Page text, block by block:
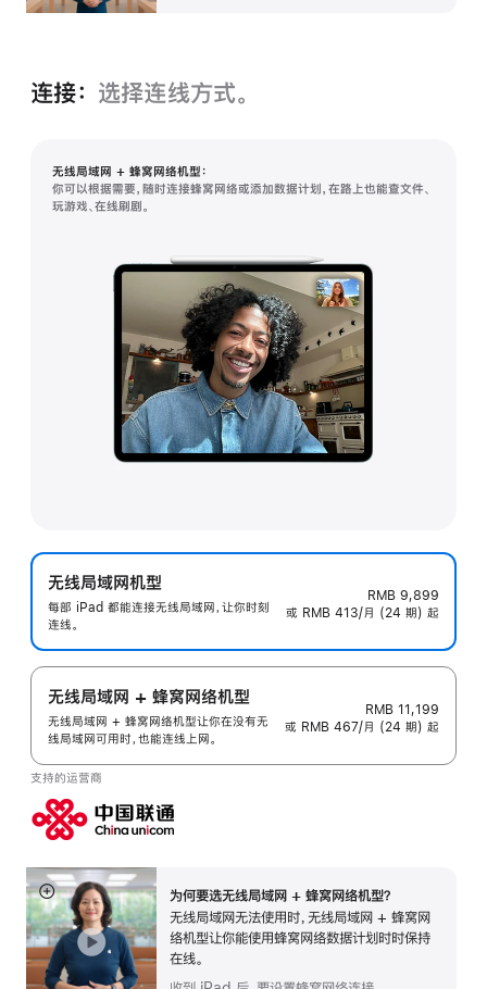
连接： 选择连线方式。
无线局域网 + 蜂窝网络机型：
你可以根据需要，随时连接蜂窝网络或添加数据计划，在路上也能查文件、
玩游戏、在线刷剧。
无线局域网机型
每部 iPad 都能连接无线局域网，让你时刻
连线。
RMB 9,899
或 RMB 413/月 (24 期) 起
无线局域网 + 蜂窝网络机型
无线局域网 + 蜂窝网络机型让你在没有无
线局域网可用时，也能连线上网。
RMB 11,199
或 RMB 467/月 (24 期) 起
支持的运营商
为何要选无线局域网 + 蜂窝网络机型？
无线局域网无法使用时，无线局域网 + 蜂窝网
络机型让你能使用蜂窝网络数据计划时时保持
在线。
展
开